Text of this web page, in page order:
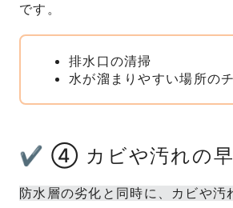
です。
排水口の清掃
水が溜まりやすい場所の
✔ ④ カビや汚れの早
防水層の劣化と同時に、カビや汚